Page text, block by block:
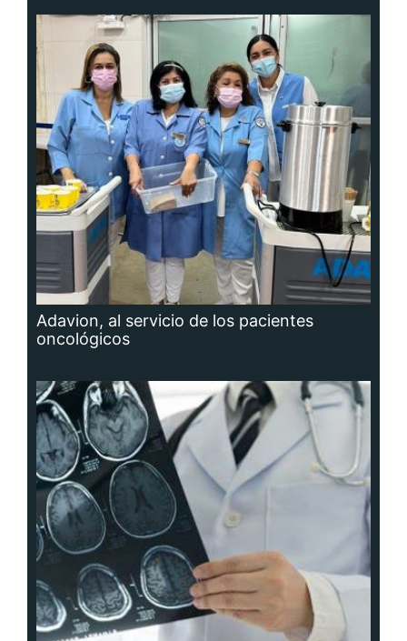
Adavion, al servicio de los pacientes
oncológicos